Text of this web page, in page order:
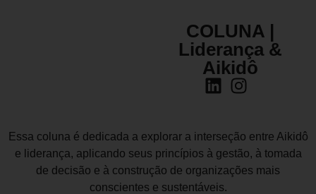
COLUNA |
Liderança &
Aikidô
Essa coluna é dedicada a explorar a interseção entre Aikidô
e liderança, aplicando seus princípios à gestão, à tomada
de decisão e à construção de organizações mais
conscientes e sustentáveis.